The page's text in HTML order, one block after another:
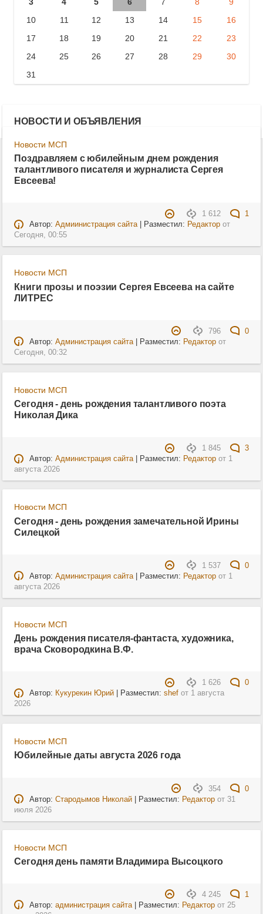
10
11 12 13 14 15
16
17
18 19 20 21 22
23
24
25 26 27 28 29
30
31
НОВОСТИ И ОБЪЯВЛЕНИЯ
Новости МСП
Поздравляем с юбилейным днем рождения
талантливого писателя и журналиста Сергея
Евсеева!
1 612
1
Автор: Адмиинистрация сайта| Разместил: Редакторот
Сегодня, 00:55
Новости МСП
Книги прозы и поэзии Сергея Евсеева на сайте
ЛИТРЕС
796
0
Автор: Администрация сайта| Разместил: Редакторот
Сегодня, 00:32
Новости МСП
Сегодня - день рождения талантливого поэта
Николая Дика
1 845
3
Автор: Администрация сайта| Разместил: Редакторот 1
августа 2026
Новости МСП
Сегодня - день рождения замечательной Ирины
Силецкой
1 537
0
Автор: Администрация сайта| Разместил: Редакторот 1
августа 2026
Новости МСП
День рождения писателя-фантаста, художника,
врача Сковородкина В.Ф.
1 626
0
Автор: Кукурекин Юрий| Разместил: shefот 1 августа
2026
Новости МСП
Юбилейные даты августа 2026 года
354
0
Автор: Стародымов Николай| Разместил: Редакторот 31
июля 2026
Новости МСП
Сегодня день памяти Владимира Высоцкого
4 245
1
Автор: администрация сайта| Разместил: Редакторот 25